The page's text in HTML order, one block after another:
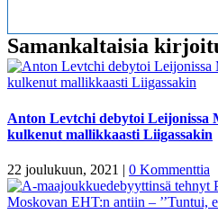
Samankaltaisia
Anton Levtchi debytoi Leijonissa
kulkenut mallikkaasti Liigassakin
22 joulukuun, 2021 | 0 Kommenttia